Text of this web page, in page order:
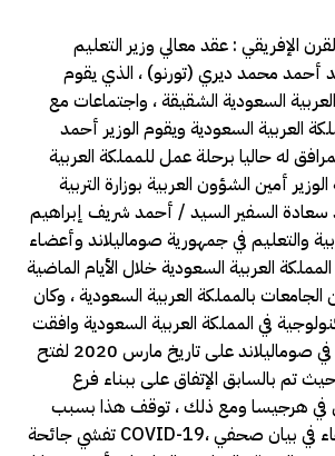
الإفريقي : عقد معالي وزير التعليم
أحمد محمد ديري (تورنو) ، الذي يقوم
السعودية الشقيقة ، واجتماعات مع
العربية السعودية ويقوم الوزير أحمد
له حاليا برحلة عمل للمملكة العربية
أمين الشؤون العربية بوزارة التربية
سعادة السفير السيد / أحمد شريف إبراهيم
والتعليم في جمهورية صوماليلاند وأعضاء
العربية السعودية خلال الأيام الماضية
بالمملكة العربية السعودية ، وكان
في المملكة العربية السعودية وافقت
وزارة التربية والتعليم في صوماليلاند على تاريخ مارس 2020 لفتح
تم بالسابق الإتفاق على ببناء فرع
في هرجيسا ومع ذلك ، توقف هذا بسبب
تفشي جائحة COVID-19، ولم تتحقق الرؤية وجاء في بيان صحفي